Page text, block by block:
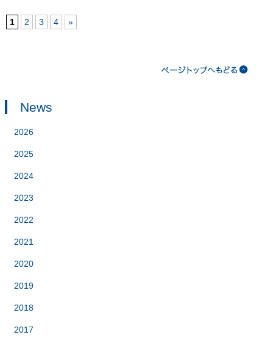
1 2 3 4 »
News
2026
2025
2024
2023
2022
2021
2020
2019
2018
2017